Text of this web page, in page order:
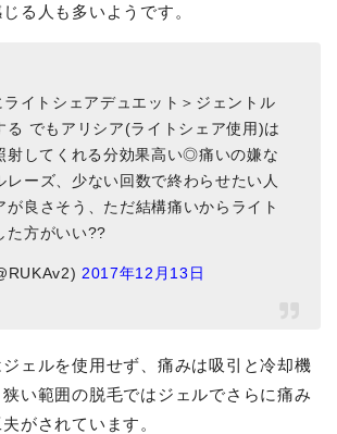
る人も多いようです。
イトシェアデュエット＞ジェントル
る でもアリシア(ライトシェア使用)は
射してくれる分効果高い◎痛いの嫌な
レーズ、少ない回数で終わらせたい人
が良さそう、ただ結構痛いからライト
た方がいい??
2017年12月13日
ェルを使用せず、痛みは吸引と冷却機
い範囲の脱毛ではジェルでさらに痛み
がされています。